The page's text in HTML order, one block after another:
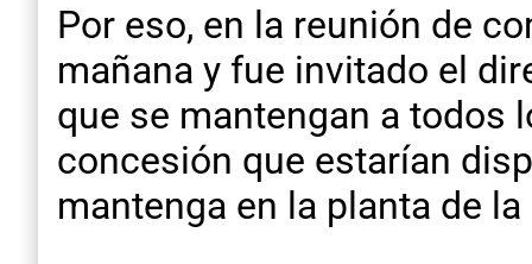
Por eso, en la reunión de
mañana y fue invitado el
que se mantengan a todos
concesión que estarían
mantenga en la planta de